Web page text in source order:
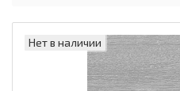
Нет в наличии